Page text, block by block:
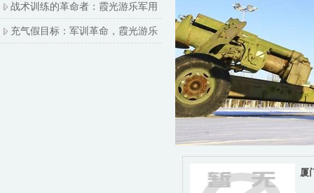
战术训练的革命者：霞光游乐军用
充气假目标：军训革命，霞光游乐
厦